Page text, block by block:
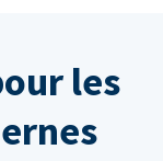
les